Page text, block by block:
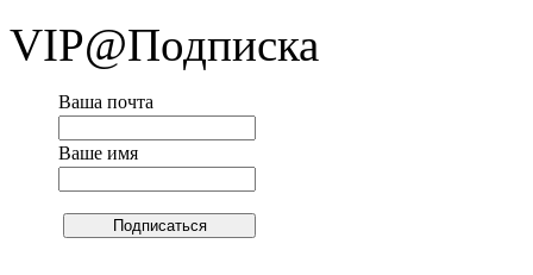
VIP@Подписка
Ваша почта
Ваше имя